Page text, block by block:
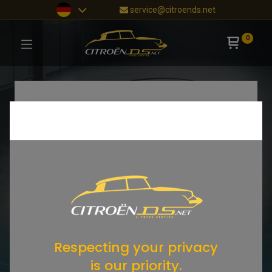
service@citroends.net
0
Respecting your privacy
is our priority.